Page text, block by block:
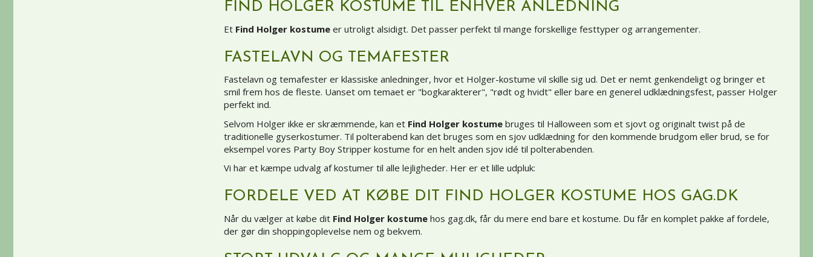
FIND HOLGER KOSTUME TIL ENHVER ANLEDNING
Et Find Holger kostumeer utroligt alsidigt. Det passer perfekt til mange forskellige festtyper og arrangementer.
FASTELAVN OG TEMAFESTER
Fastelavn og temafester er klassiske anledninger, hvor et Holger-kostume vil skille sig ud. Det er nemt genkendeligt og bringer et
smil frem hos de fleste. Uanset om temaet er "bogkarakterer", "rødt og hvidt" eller bare en generel udklædningsfest, passer Holger
perfekt ind.
Selvom Holger ikke er skræmmende, kan et Find Holger kostumebruges til Halloween som et sjovt og originalt twist på de
traditionelle gyserkostumer. Til polterabend kan det bruges som en sjov udklædning for den kommende brudgom eller brud, se for
eksempel vores Party Boy Stripper kostume for en helt anden sjov idé til polterabenden.
Vi har et kæmpe udvalg af kostumer til alle lejligheder. Her er et lille udpluk:
FORDELE VED AT KØBE DIT FIND HOLGER KOSTUME HOS GAG.DK
Når du vælger at købe dit Find Holger kostumehos gag.dk, får du mere end bare et kostume. Du får en komplet pakke af fordele,
der gør din shoppingoplevelse nem og bekvem.